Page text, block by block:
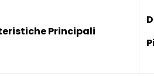
Principali